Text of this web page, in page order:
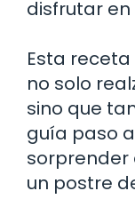
disfrutar en
Esta
no solo
sino que
guía paso
sorprender
un postre